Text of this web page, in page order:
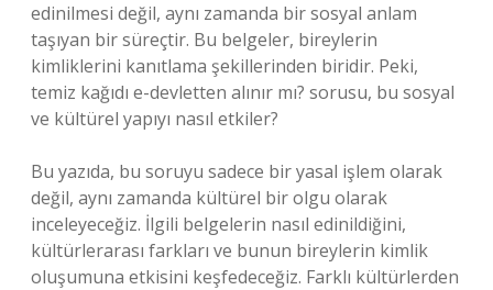
edinilmesi değil, aynı zamanda bir sosyal anlam
taşıyan bir süreçtir. Bu belgeler, bireylerin
kimliklerini kanıtlama şekillerinden biridir. Peki,
temiz kağıdı e-devletten alınır mı? sorusu, bu sosyal
ve kültürel yapıyı nasıl etkiler?
Bu yazıda, bu soruyu sadece bir yasal işlem olarak
değil, aynı zamanda kültürel bir olgu olarak
inceleyeceğiz. İlgili belgelerin nasıl edinildiğini,
kültürlerarası farkları ve bunun bireylerin kimlik
oluşumuna etkisini keşfedeceğiz. Farklı kültürlerden